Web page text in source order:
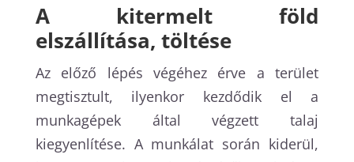
A kitermelt föld
elszállítása, töltése
Az előző lépés végéhez érve a terület
megtisztult, ilyenkor kezdődik el a
munkagépek által végzett talaj
kiegyenlítése. A munkálat során kiderül,